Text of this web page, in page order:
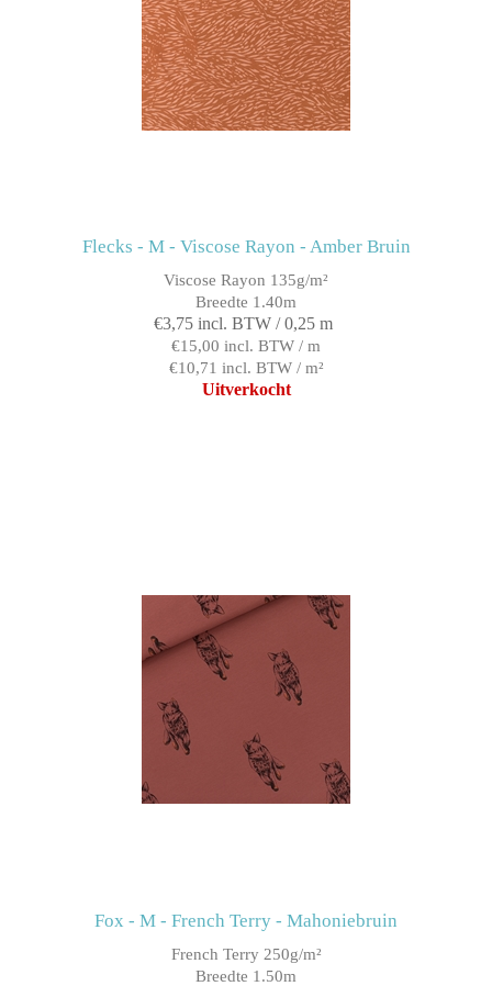
Flecks - M - Viscose Rayon - Amber Bruin
Viscose Rayon 135g/m²
Breedte 1.40m
€3,75 incl. BTW / 0,25 m
€15,00 incl. BTW / m
€10,71 incl. BTW / m²
Uitverkocht
Fox - M - French Terry - Mahoniebruin
French Terry 250g/m²
Breedte 1.50m